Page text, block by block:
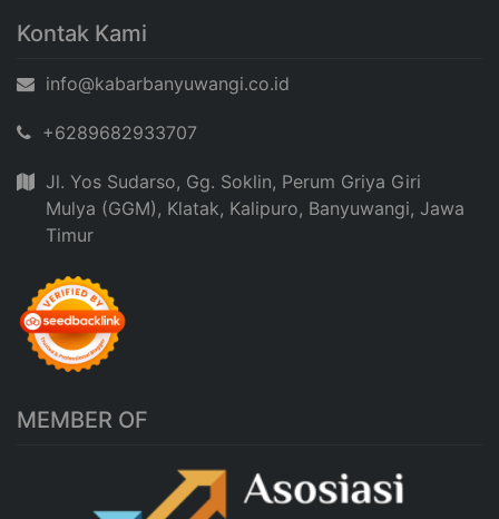
Kontak Kami
info@kabarbanyuwangi.co.id
+6289682933707
Jl. Yos Sudarso, Gg. Soklin, Perum Griya Giri
Mulya (GGM), Klatak, Kalipuro, Banyuwangi, Jawa
Timur
MEMBER OF